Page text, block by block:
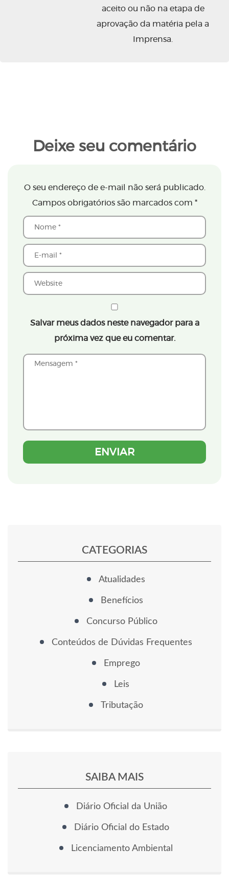
aceito ou não na etapa de
aprovação da matéria pela a
Imprensa.
Deixe seu comentário
O seu endereço de e-mail não será publicado.
Campos obrigatórios são marcados com *
Salvar meus dados neste navegador para a
próxima vez que eu comentar.
CATEGORIAS
Atualidades
Benefícios
Concurso Público
Conteúdos de Dúvidas Frequentes
Emprego
Leis
Tributação
SAIBA MAIS
Diário Oficial da União
Diário Oficial do Estado
Licenciamento Ambiental